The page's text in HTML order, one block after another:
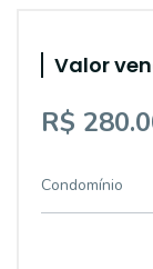
Valor
R$
Condomínio